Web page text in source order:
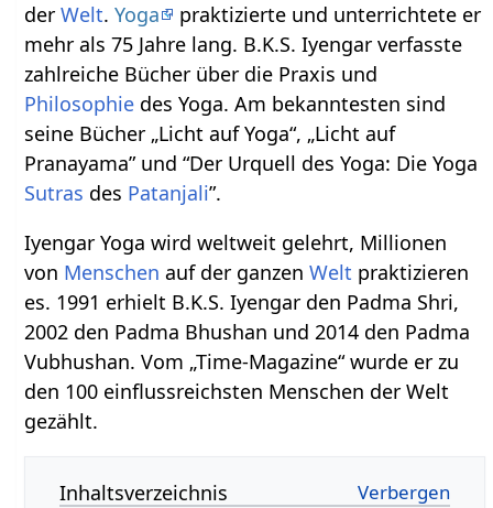
derWelt.Yoga
praktizierte und unterrichtete er
mehr als 75 Jahre lang. B.K.S. Iyengar verfasste
zahlreiche Bücher über die Praxis und
Philosophie des Yoga. Am bekanntesten sind
seine Bücher „Licht auf Yoga“, „Licht auf
Pranayama” und “Der Urquell des Yoga: Die Yoga
Sutras des Patanjali”.
Iyengar Yoga wird weltweit gelehrt, Millionen
von Menschen auf der ganzenWelt praktizieren
es. 1991 erhielt B.K.S. Iyengar den Padma Shri,
2002 den Padma Bhushan und 2014 den Padma
Vubhushan. Vom „Time-Magazine“ wurde er zu
den 100 einflussreichsten Menschen der Welt
gezählt.
Inhaltsverzeichnis